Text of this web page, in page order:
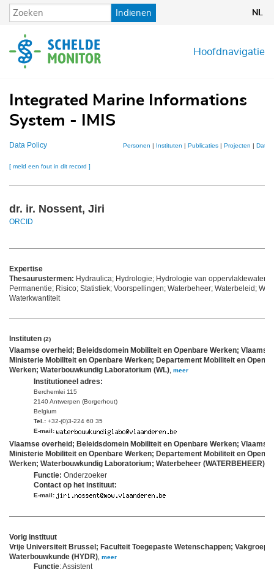
Overslaan
en
de
inhoud
Indienen NL
Hoofdnavigatie
Integrated Marine Informations
System - IMIS
Data Policy Personen | Instituten | Publicaties| Projecten |
[ meld een fout in dit record ]
dr. ir. Nossent, Jiri
ORCID
Expertise
Thesaurustermen: Hydraulica; Hydrologie; Hydrologie van oppervlaktewater;
Permanentie; Risico; Statistiek; Voorspellingen; Waterbeheer; Waterbeleid;
Waterkwantiteit
Instituten (2)
Vlaamse overheid; Beleidsdomein Mobiliteit en Openbare Werken; Vlaams
Ministerie Mobiliteit en Openbare Werken; Departement Mobiliteit en
Werken; Waterbouwkundig Laboratorium (WL), meer
Institutioneel adres:
Berchemlei 115
2140 Antwerpen (Borgerhout)
Belgium
Tel.: +32-(0)3-224 60 35
E-mail:
Vlaamse overheid; Beleidsdomein Mobiliteit en Openbare Werken; Vlaams
Ministerie Mobiliteit en Openbare Werken; Departement Mobiliteit en
Werken; Waterbouwkundig Laboratorium; Waterbeheer (WATERBEHEER)
Functie: Onderzoeker
Contact op het instituut:
E-mail:
Vorig instituut
Vrije Universiteit Brussel; Faculteit Toegepaste Wetenschappen; Vakgroep
Waterbouwkunde (HYDR), meer
Functie: Assistent